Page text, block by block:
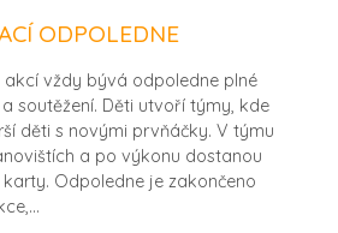
ODPOLEDNE
akcí vždy bývá odpoledne plné
soutěžení. Děti utvoří týmy, kde
děti s novými prvňáčky. V týmu
a po výkonu dostanou
Odpoledne je zakončeno